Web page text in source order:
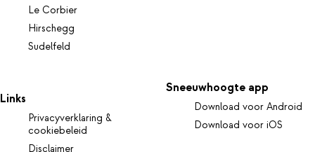
Le Corbier
Hirschegg
Sudelfeld
Links
Privacyverklaring &
cookiebeleid
Disclaimer
Sneeuwhoogte app
Download voor Android
Download voor iOS